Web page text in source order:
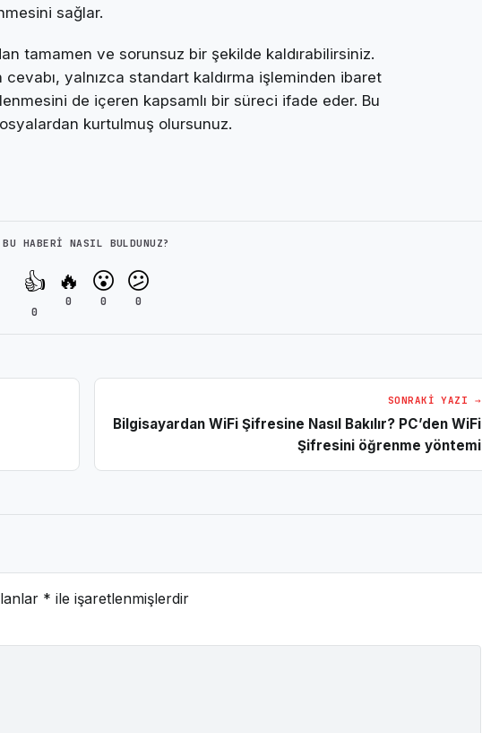
sağlar.
tamamen ve sorunsuz bir şekilde kaldırabilirsiniz.
yalnızca standart kaldırma işleminden ibaret
de içeren kapsamlı bir süreci ifade eder. Bu
kurtulmuş olursunuz.
BU HABERI NASIL BULDUNUZ?
👍
0
🔥
0
😮
0
😕
0
SONRAKI YAZI →
Bilgisayardan WiFi Şifresine Nasıl Bakılır? PC’den WiFi
Şifresini öğrenme yöntemi
* ile işaretlenmişlerdir